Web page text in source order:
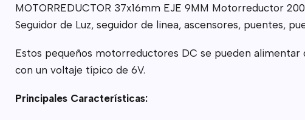
MOTORREDUCTOR 37x16mm EJE 9MM Motorreductor
Seguidor de Luz, seguidor de linea, ascensores, puentes,
Estos pequeños motorreductores DC se pueden
con un voltaje típico de 6V.
Principales Características: